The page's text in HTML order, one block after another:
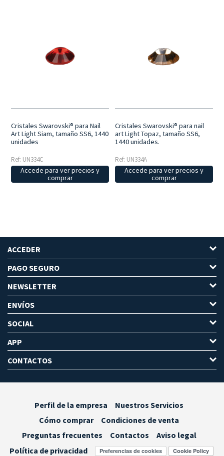
Cristales Swarovski® para Nail
Art Light Siam, tamaño SS6, 1440
unidades
Ref: UN334C
Accede para ver precios y
comprar
Cristales Swarovski® para nail
art Light Topaz, tamaño SS6,
1440 unidades.
Ref: UN334A
Accede para ver precios y
comprar
ACCEDER
PAGO SEGURO
NEWSLETTER
ENVÍOS
SOCIAL
APP
CONTACTOS
Perfil de la empresa
Nuestros Servicios
Cómo comprar
Condiciones de venta
Preguntas frecuentes
Contactos
Aviso legal
Política de privacidad
Preferencias de cookies